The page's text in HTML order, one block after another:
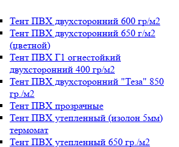
Тент ПВХ двухсторонний 600 гр/м2
Тент ПВХ двухсторонний 650 г/м2
(цветной)
Тент ПВХ Г1 огнестойкий
двухсторонний 400 гр/м2
Тент ПВХ двухсторонний "Теза" 850
гр./м2
Тент ПВХ прозрачные
Тент ПВХ утепленный (изолон 5мм)
термомат
Тент ПВХ утепленный 650 гр./м2